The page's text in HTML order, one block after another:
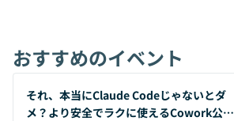
おすすめのイベント
開催前
それ、本当にClaude Codeじゃないとダ
メ？より安全でラクに使えるCowork公開